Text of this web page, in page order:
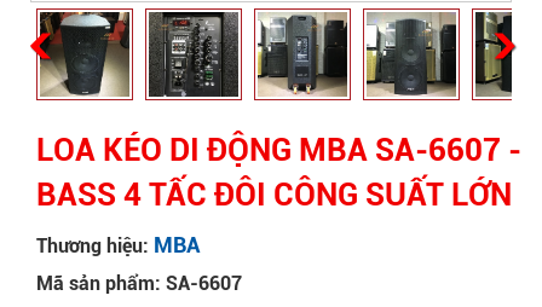
LOA KÉO DI ĐỘNG MBA SA-6607 -
BASS 4 TẤC ĐÔI CÔNG SUẤT LỚN
Thương hiệu: MBA
Mã sản phẩm: SA-6607